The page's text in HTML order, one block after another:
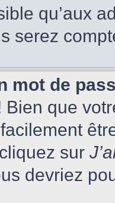
qu’aux
serez
mot de
Bien que
sur
devriez